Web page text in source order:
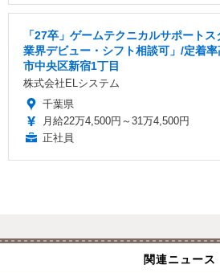
「27卒」ゲームテクニカルサポート
業界デビュー・シフト相談可」/定着
市中央区新宿1丁目
株式会社ELシステム
千葉県
月給22万4,500円～31万4,500円
正社員
関連ニュース